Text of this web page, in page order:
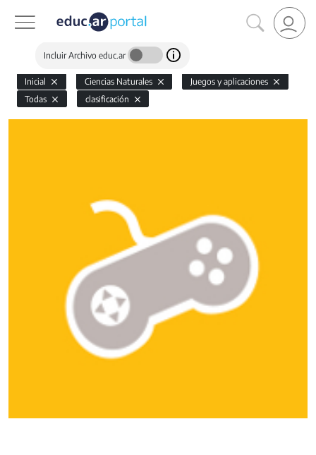
Incluir Archivo educ.ar
Inicial Ciencias Naturales
Juegos y aplicaciones
Todas
clasificación